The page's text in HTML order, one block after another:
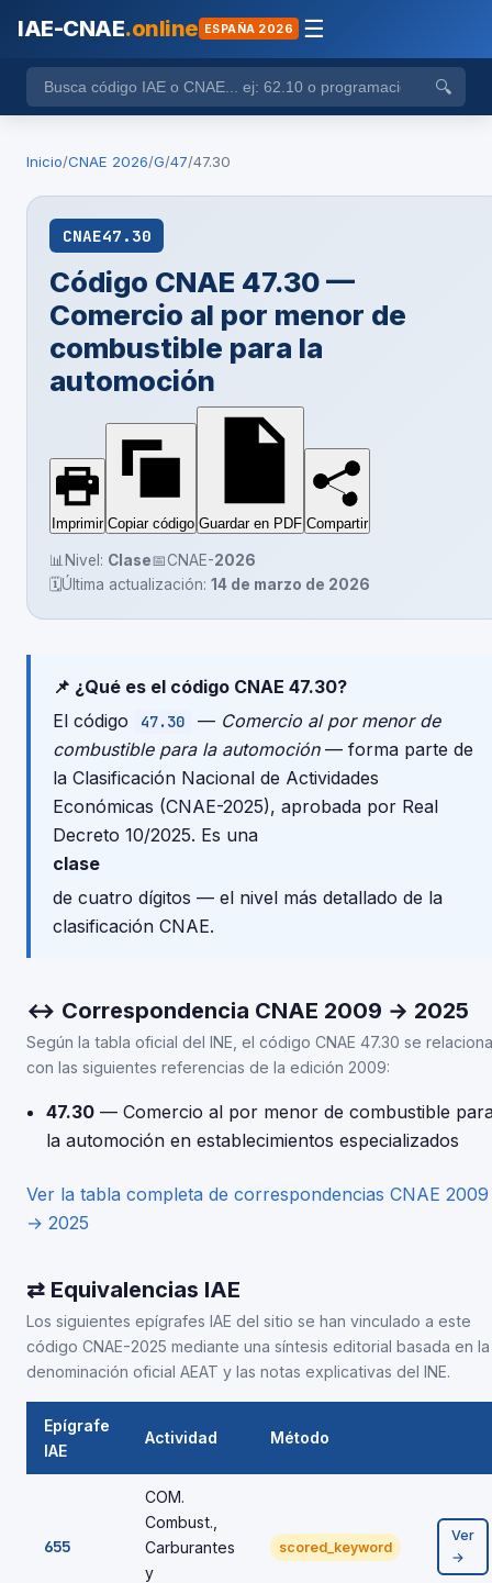
IAE-CNAE.online ESPAÑA 2026 ☰
🔍
Inicio/CNAE 2026/G/47/47.30
CNAE47.30
Código CNAE 47.30 —
Comercio al por menor de
combustible para la
automoción
Imprimir Copiar código Guardar en PDF Compartir
📊 Nivel: Clase📅CNAE-2026
🗓️Última actualización: 14 de marzo de 2026
📌 ¿Qué es el código CNAE 47.30?
El código
47.30 — Comercio al por menor de
combustible para la automoción— forma parte de
la Clasificación Nacional de Actividades
Económicas (CNAE-2025), aprobada por Real
Decreto 10/2025. Es una
clase
de cuatro dígitos — el nivel más detallado de la
clasificación CNAE.
↔ Correspondencia CNAE 2009 → 2025
Según la tabla oficial del INE, el código CNAE 47.30 se relaciona
con las siguientes referencias de la edición 2009:
47.30— Comercio al por menor de combustible
la automoción en establecimientos especializados
Ver la tabla completa de correspondencias CNAE 2009
→ 2025
⇄ Equivalencias IAE
Los siguientes epígrafes IAE del sitio se han vinculado a este
código CNAE-2025 mediante una síntesis editorial basada en la
denominación oficial AEAT y las notas explicativas del INE.
Epígrafe
IAE
Actividad Método
655
COM.
Combust.,
Carburantes
y
scored_keyword
Ver
→